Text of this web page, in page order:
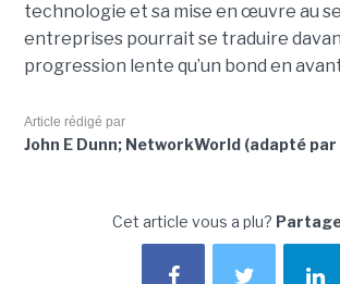
technologie et sa mise en œuvre au
entreprises pourrait se traduire
progression lente qu’un bond en
Article rédigé par
John E Dunn; NetworkWorld (adapté
Cet article vous a plu?